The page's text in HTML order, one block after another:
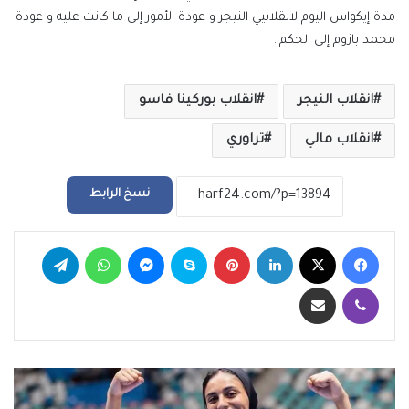
مدة إيكواس اليوم لانقلابيي النيجر و عودة الأمور إلى ما كانت عليه و عودة
محمد بازوم إلى الحكم..
انقلاب النيجر انقلاب بوركينا فاسو
انقلاب مالي تراوري
نسخ الرابط
فيسبوك لينكدإن بينتيريست سكايب ماسنجر واتساب
ڤايبر مشاركة عبر البريد